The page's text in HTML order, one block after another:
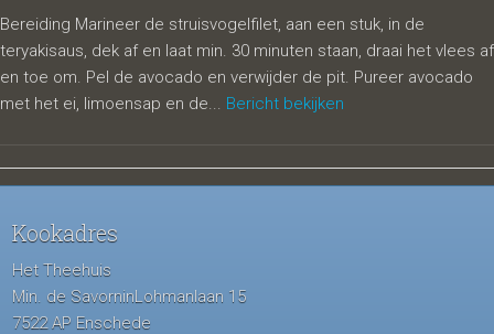
Bereiding Marineer de struisvogelfilet, aan een stuk, in de
teryakisaus, dek af en laat min. 30 minuten staan, draai het vlees af
en toe om. Pel de avocado en verwijder de pit. Pureer avocado
met het ei, limoensap en de... Bericht bekijken
Kookadres
Het Theehuis
Min. de SavorninLohmanlaan 15
7522 AP Enschede